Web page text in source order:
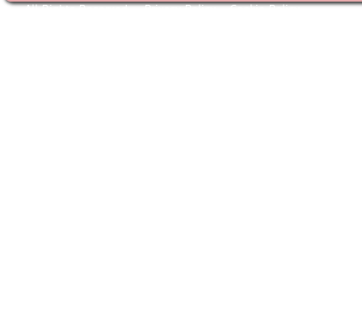
All Rights Reserved. -Privacy Policy-Cookie Policy